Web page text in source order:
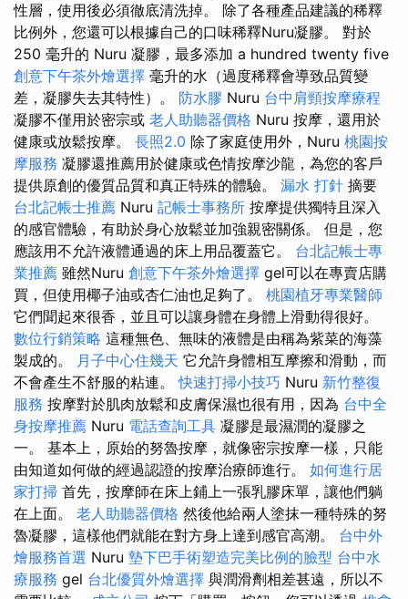
性層，使用後必須徹底清洗掉。 除了各種產品建議的稀釋
比例外，您還可以根據自己的口味稀釋Nuru凝膠。 對於
250 毫升的 Nuru 凝膠，最多添加 a hundred twenty five
創意下午茶外燴選擇 毫升的水（過度稀釋會導致品質變
差，凝膠失去其特性）。 防水膠 Nuru 台中肩頸按摩療程
凝膠不僅用於密宗或 老人助聽器價格 Nuru 按摩，還用於
健康或放鬆按摩。 長照2.0 除了家庭使用外，Nuru 桃園按
摩服務 凝膠還推薦用於健康或色情按摩沙龍，為您的客戶
提供原創的優質品質和真正特殊的體驗。 漏水 打針 摘要
台北記帳士推薦 Nuru 記帳士事務所 按摩提供獨特且深入
的感官體驗，有助於身心放鬆並加強親密關係。 但是，您
應該用不允許液體通過的床上用品覆蓋它。 台北記帳士專
業推薦 雖然Nuru 創意下午茶外燴選擇 gel可以在專賣店購
買，但使用椰子油或杏仁油也足夠了。 桃園植牙專業醫師
它們聞起來很香，並且可以讓身體在身體上滑動得很好。
數位行銷策略 這種無色、無味的液體是由稱為紫菜的海藻
製成的。 月子中心住幾天 它允許身體相互摩擦和滑動，而
不會產生不舒服的粘連。快速打掃小技巧 Nuru 新竹整復
服務 按摩對於肌肉放鬆和皮膚保濕也很有用，因為 台中全
身按摩推薦 Nuru 電話查詢工具 凝膠是最濕潤的凝膠之
一。 基本上，原始的努魯按摩，就像密宗按摩一樣，只能
由知道如何做的經過認證的按摩治療師進行。 如何進行居
家打掃 首先，按摩師在床上鋪上一張乳膠床單，讓他們躺
在上面。 老人助聽器價格 然後他給兩人塗抹一種特殊的努
魯凝膠，這樣他們就能在對方身上達到感官高潮。 台中外
燴服務首選 Nuru 墊下巴手術塑造完美比例的臉型 台中水
療服務 gel 台北優質外燴選擇 與潤滑劑相差甚遠，所以不